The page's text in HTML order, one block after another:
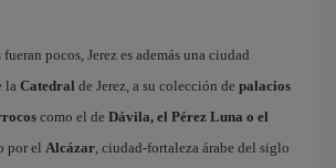
pocos, Jerez es además una ciudad
la Catedral de Jerez, a su colección de palacios
como el de Dávila, el Pérez Luna o el
por el Alcázar , ciudad-fortaleza árabe del siglo